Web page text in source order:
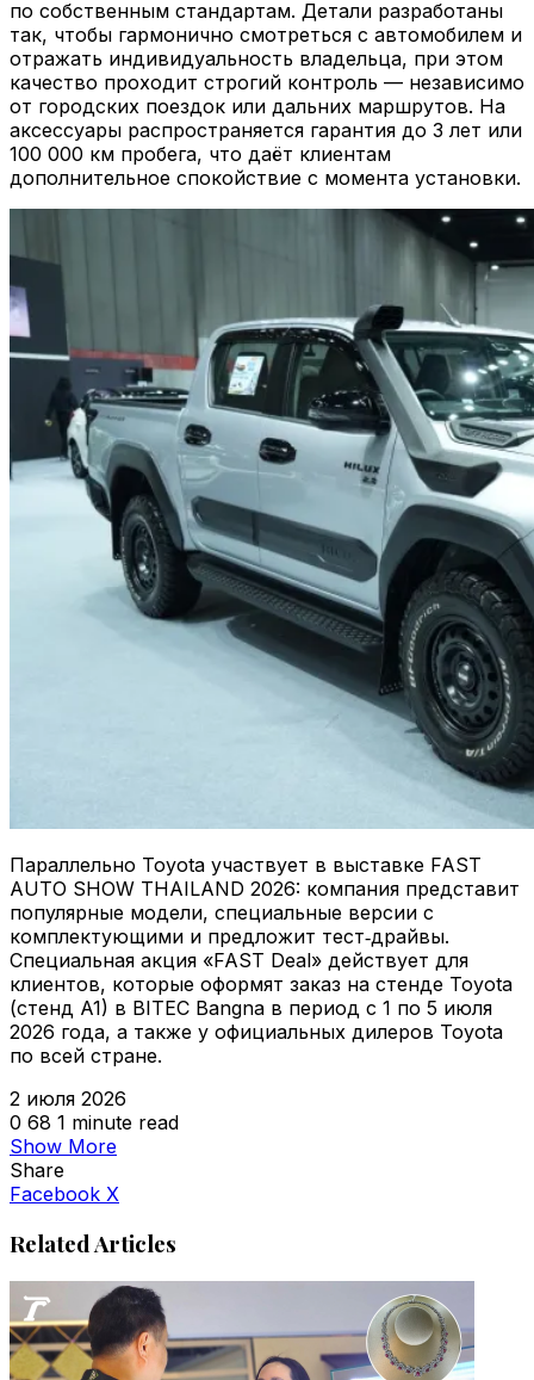
по собственным стандартам. Детали разработаны
так, чтобы гармонично смотреться с автомобилем и
отражать индивидуальность владельца, при этом
качество проходит строгий контроль — независимо
от городских поездок или дальних маршрутов. На
аксессуары распространяется гарантия до 3 лет или
100 000 км пробега, что даёт клиентам
дополнительное спокойствие с момента установки.
Параллельно Toyota участвует в выставке FAST
AUTO SHOW THAILAND 2026: компания представит
популярные модели, специальные версии с
комплектующими и предложит тест‑драйвы.
Специальная акция «FAST Deal» действует для
клиентов, которые оформят заказ на стенде Toyota
(стенд A1) в BITEC Bangna в период с 1 по 5 июля
2026 года, а также у официальных дилеров Toyota
по всей стране.
2 июля 2026
0 68 1 minute read
Show More
Share
Facebook X
Related Articles